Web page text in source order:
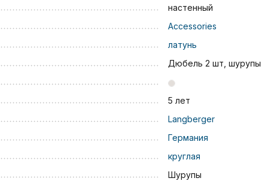
настенный
Accessories
латунь
Дюбель 2 шт, шурупы
5 лет
Langberger
Германия
круглая
Шурупы